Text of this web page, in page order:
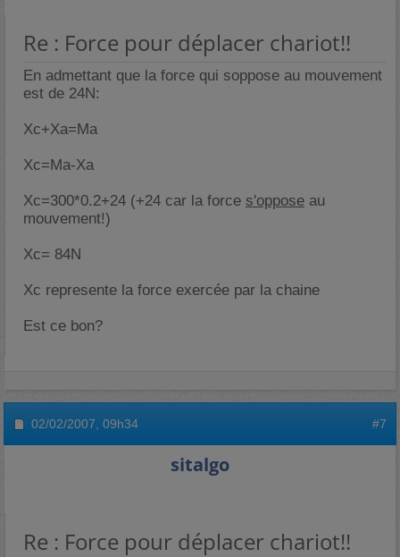
Re : Force pour déplacer chariot!!
En admettant que la force qui soppose au mouvement
est de 24N:
Xc+Xa=Ma
Xc=Ma-Xa
Xc=300*0.2+24 (+24 car la force s'oppose au
mouvement!)
Xc= 84N
Xc represente la force exercée par la chaine
Est ce bon?
02/02/2007, 09h34 #7
sitalgo
Re : Force pour déplacer chariot!!